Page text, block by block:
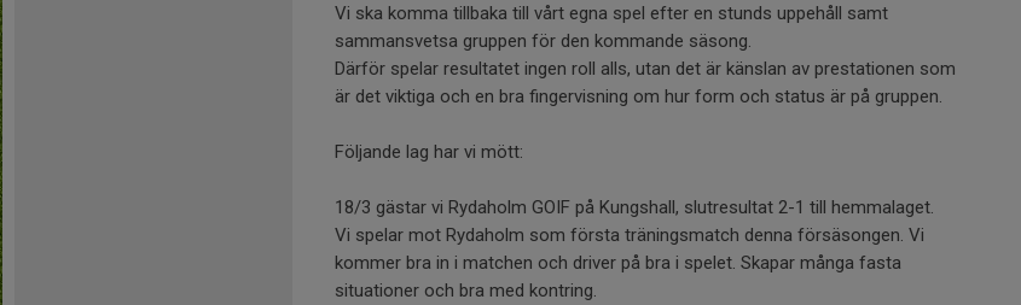
Vi ska komma tillbaka till vårt egna spel efter en stunds uppehåll samt
sammansvetsa gruppen för den kommande säsong.
Därför spelar resultatet ingen roll alls, utan det är känslan av prestationen som
är det viktiga och en bra fingervisning om hur form och status är på gruppen.
Följande lag har vi mött:
18/3 gästar vi Rydaholm GOIF på Kungshall, slutresultat 2-1 till hemmalaget.
Vi spelar mot Rydaholm som första träningsmatch denna försäsongen. Vi
kommer bra in i matchen och driver på bra i spelet. Skapar många fasta
situationer och bra med kontring.